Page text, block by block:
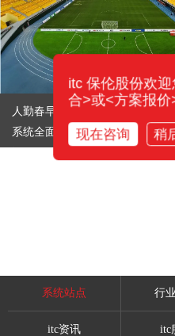
人勤春早，开局冲刺！itc保伦股
系统全面助力广州越秀山体育中
系统站点 行
itc资讯 itc
itc 保伦股份欢
合>或<方案报价
现在咨询 稍